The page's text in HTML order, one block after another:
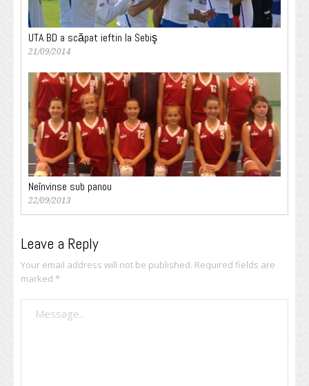
UTA BD a scăpat ieftin la Sebiş
21/09/2014
Neînvinse sub panou
22/09/2013
Leave a Reply
Your email address will not be published. Required fields are
marked *